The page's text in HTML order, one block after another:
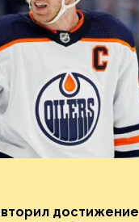
достижение